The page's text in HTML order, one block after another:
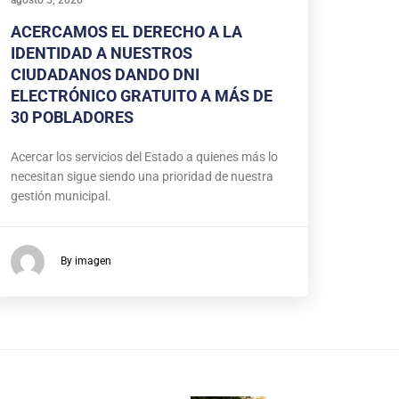
ACERCAMOS EL DERECHO A LA
IDENTIDAD A NUESTROS
CIUDADANOS DANDO DNI
ELECTRÓNICO GRATUITO A MÁS DE
30 POBLADORES
Acercar los servicios del Estado a quienes más lo
necesitan sigue siendo una prioridad de nuestra
gestión municipal.
By imagen